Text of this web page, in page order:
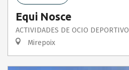
Equi Nosce
ACTIVIDADES DE OCIO DEPORTIVO
Mirepoix